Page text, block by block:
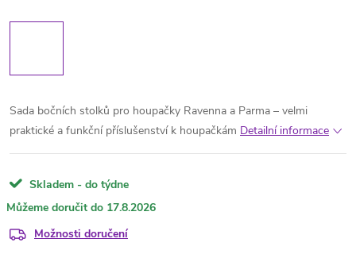
Sada bočních stolků pro houpačky Ravenna a Parma – velmi
praktické a funkční příslušenství k houpačkám Detailní informace
Skladem - do týdne
17.8.2026
Možnosti doručení